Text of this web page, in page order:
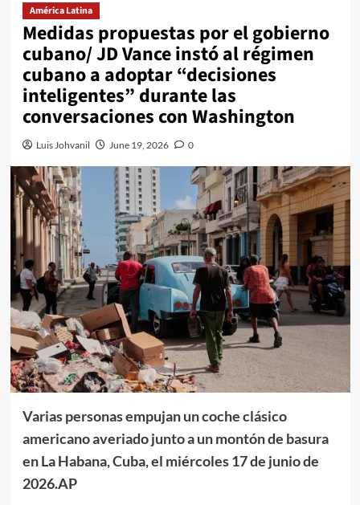
América Latina
Medidas propuestas por el gobierno
cubano/ JD Vance instó al régimen
cubano a adoptar “decisiones
inteligentes” durante las
conversaciones con Washington
Luis Johvanil June 19, 2026 0
Varias personas empujan un coche clásico
americano averiado junto a un montón de basura
en La Habana, Cuba, el miércoles 17 de junio de
2026.AP